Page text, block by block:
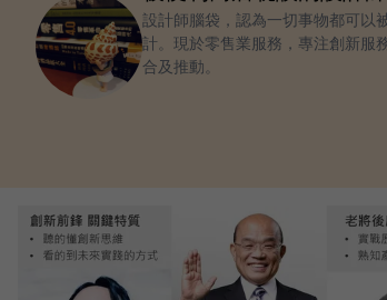
設計師腦袋，認為一切事物都可以
計。現於零售業服務，專注創新服
合及推動。